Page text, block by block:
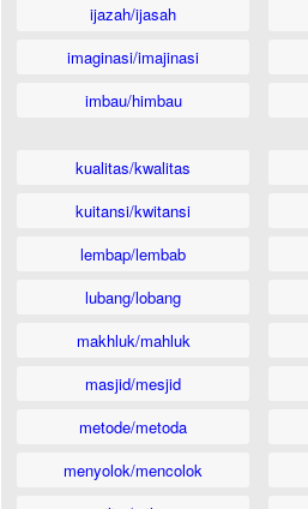
ijazah/ijasah
imaginasi/imajinasi
imbau/himbau
kualitas/kwalitas
kuitansi/kwitansi
lembap/lembab
lubang/lobang
makhluk/mahluk
masjid/mesjid
metode/metoda
menyolok/mencolok